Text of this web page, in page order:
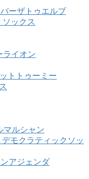
ーザトゥエルブ
ックス
ライオン
トトゥーミー
マルシャン
モクラティックソッ
アジェンダ